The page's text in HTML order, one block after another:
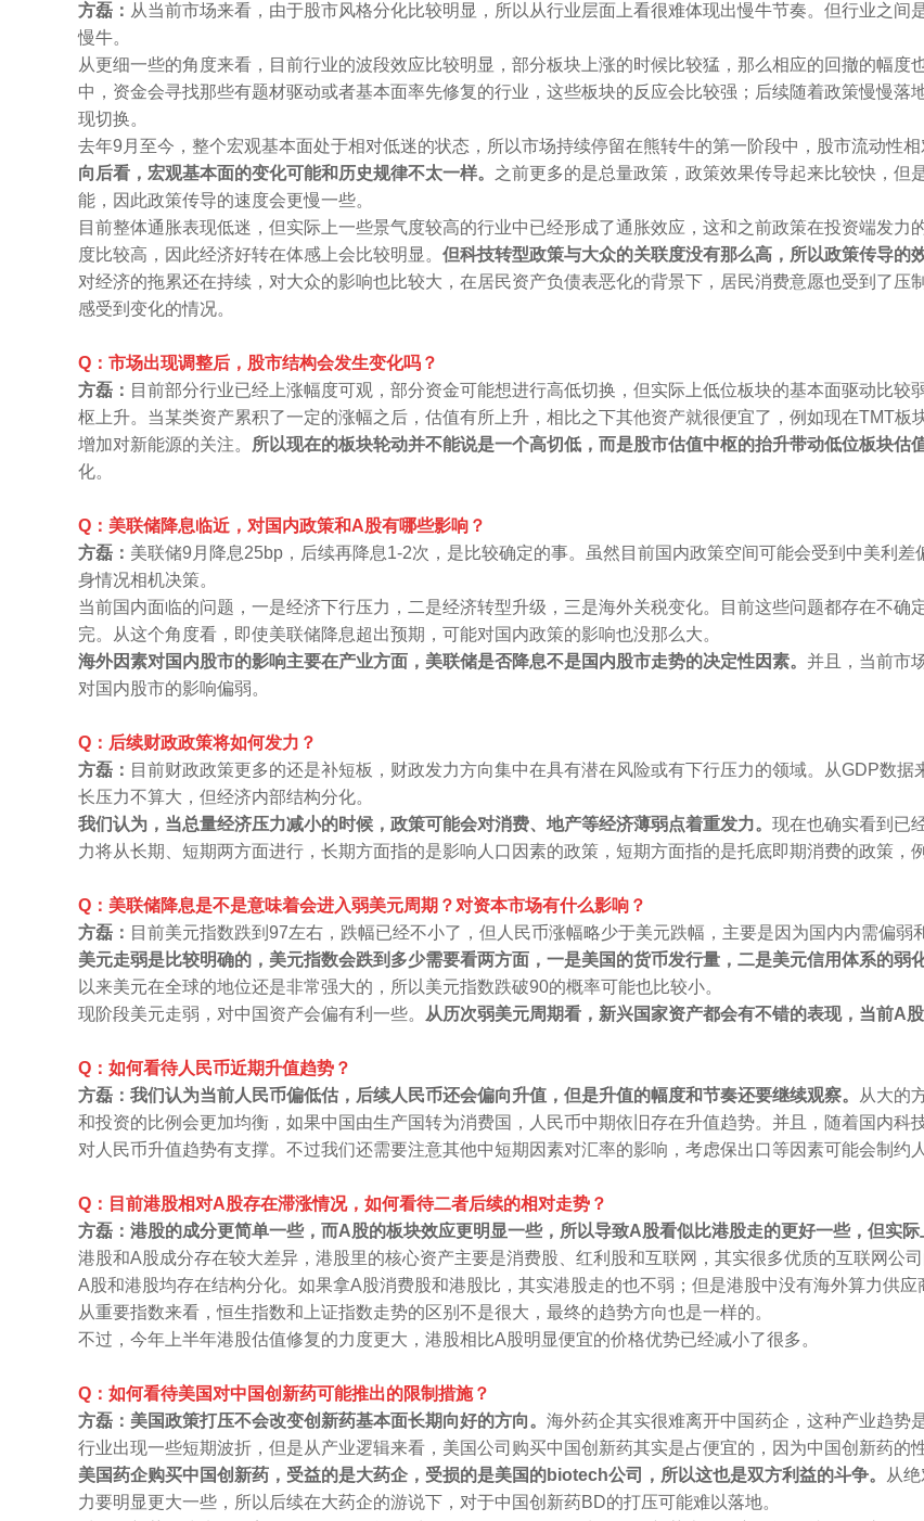
方磊： 从当前市场来看，由于股市风格分化比较明显，所以从行业层面上看很难体现出慢牛节奏。但行业之
慢牛。
从更细一些的角度来看，目前行业的波段效应比较明显，部分板块上涨的时候比较猛，那么相应的回撤的幅
中，资金会寻找那些有题材驱动或者基本面率先修复的行业，这些板块的反应会比较强；后续随着政策慢慢
现切换。
去年9月至今，整个宏观基本面处于相对低迷的状态，所以市场持续停留在熊转牛的第一阶段中，股市流动性
向后看，宏观基本面的变化可能和历史规律不太一样。 之前更多的是总量政策，政策效果传导起来比较快，
能，因此政策传导的速度会更慢一些。
目前整体通胀表现低迷，但实际上一些景气度较高的行业中已经形成了通胀效应，这和之前政策在投资端发
度比较高，因此经济好转在体感上会比较明显。 但科技转型政策与大众的关联度没有那么高，所以政策传导的
对经济的拖累还在持续，对大众的影响也比较大，在居民资产负债表恶化的背景下，居民消费意愿也受到了压
感受到变化的情况。
Q：市场出现调整后，股市结构会发生变化吗？
方磊： 目前部分行业已经上涨幅度可观，部分资金可能想进行高低切换，但实际上低位板块的基本面驱动比
枢上升。当某类资产累积了一定的涨幅之后，估值有所上升，相比之下其他资产就很便宜了，例如现在TMT
增加对新能源的关注。 所以现在的板块轮动并不能说是一个高切低，而是股市估值中枢的抬升带动低位板块估值
化。
Q：美联储降息临近，对国内政策和A股有哪些影响？
方磊： 美联储9月降息25bp，后续再降息1-2次，是比较确定的事。虽然目前国内政策空间可能会受到中美利
身情况相机决策。
当前国内面临的问题，一是经济下行压力，二是经济转型升级，三是海外关税变化。目前这些问题都存在不确
完。从这个角度看，即使美联储降息超出预期，可能对国内政策的影响也没那么大。
海外因素对国内股市的影响主要在产业方面，美联储是否降息不是国内股市走势的决定性因素。 并且，当前市
对国内股市的影响偏弱。
Q：后续财政政策将如何发力？
方磊： 目前财政政策更多的还是补短板，财政发力方向集中在具有潜在风险或有下行压力的领域。从GDP数
长压力不算大，但经济内部结构分化。
我们认为，当总量经济压力减小的时候，政策可能会对消费、地产等经济薄弱点着重发力。 现在也确实看到已
力将从长期、短期两方面进行，长期方面指的是影响人口因素的政策，短期方面指的是托底即期消费的政策，
Q：美联储降息是不是意味着会进入弱美元周期？对资本市场有什么影响？
方磊： 目前美元指数跌到97左右，跌幅已经不小了，但人民币涨幅略少于美元跌幅，主要是因为国内内需偏弱
美元走弱是比较明确的，美元指数会跌到多少需要看两方面，一是美国的货币发行量，二是美元信用体系的弱化
以来美元在全球的地位还是非常强大的，所以美元指数跌破90的概率可能也比较小。
现阶段美元走弱，对中国资产会偏有利一些。 从历次弱美元周期看，新兴国家资产都会有不错的表现，当前A
Q：如何看待人民币近期升值趋势？
方磊：我们认为当前人民币偏低估，后续人民币还会偏向升值，但是升值的幅度和节奏还要继续观察。 从大的
和投资的比例会更加均衡，如果中国由生产国转为消费国，人民币中期依旧存在升值趋势。并且，随着国内
对人民币升值趋势有支撑。不过我们还需要注意其他中短期因素对汇率的影响，考虑保出口等因素可能会制约
Q：目前港股相对A股存在滞涨情况，如何看待二者后续的相对走势 ？
方磊：港股的成分更简单一些，而A股的板块效应更明显一些，所以导致A股看似比港股走的更好一些，但实际
港股和A股成分存在较大差异，港股里的核心资产主要是消费股、红利股和互联网，其实很多优质的互联网公司
A股和港股均存在结构分化。如果拿A股消费股和港股比，其实港股走的也不弱；但是港股中没有海外算力供应
从重要指数来看，恒生指数和上证指数走势的区别不是很大，最终的趋势方向也是一样的。
不过，今年上半年港股估值修复的力度更大，港股相比A股明显便宜的价格优势已经减小了很多。
Q：如何看待美国对中国创新药可能推出的限制措施？
方磊：美国政策打压不会改变创新药基本面长期向好的方向。 海外药企其实很难离开中国药企，这种产业趋势
行业出现一些短期波折，但是从产业逻辑来看，美国公司购买中国创新药其实是占便宜的，因为中国创新药的
美国药企购买中国创新药，受益的是大药企，受损的是美国的biotech公司，所以这也是双方利益的斗争。 从
力要明显更大一些，所以后续在大药企的游说下，对于中国创新药BD的打压可能难以落地。